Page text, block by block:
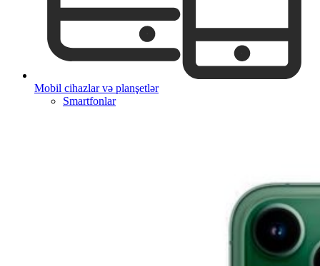
Mobil cihazlar və planşetlər
Smartfonlar